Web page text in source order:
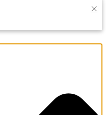
×